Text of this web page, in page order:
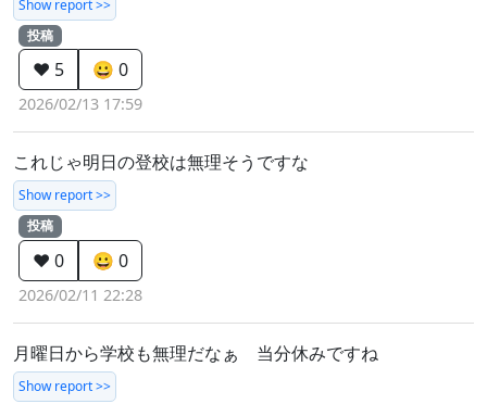
Show report >>
投稿
❤️ 5 😀 0
2026/02/13 17:59
これじゃ明日の登校は無理そうですな
Show report >>
投稿
❤️ 0 😀 0
2026/02/11 22:28
月曜日から学校も無理だなぁ 当分休みですね
Show report >>